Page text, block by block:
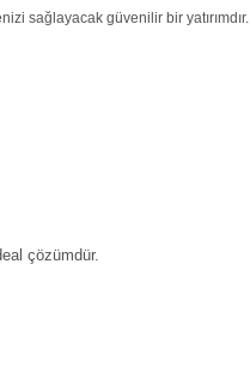
sağlayacak güvenilir bir yatırımdır.
çözümdür.